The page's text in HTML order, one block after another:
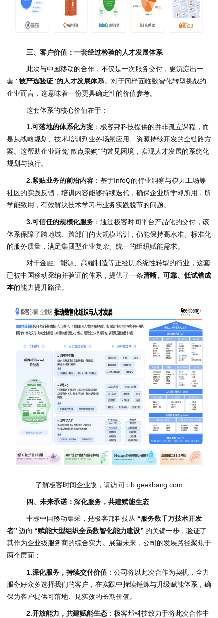
三、客户价值：一套经过检验的人才发展体系
此次与中国移动的合作，不仅是一次服务交付，更沉淀出一
套 “被严选验证”的人才发展体系。对于同样面临数智化转型挑战的
企业而言，这意味着一份更具确定性的价值参考。
这套体系的核心价值在于：
1.可落地的体系化方案 ：极客邦科技提供的并非孤立课程，而
是从战略规划、技术培训到业务场景应用、资源持续开发的全链路方
案。这帮助企业避免“散点采购”的常见困境，实现人才发展的系统化
规划与执行。
2.紧贴业务的前沿内容 ：基于InfoQ的行业洞察与模力工场等
社区的实践反馈，培训内容能够持续迭代，确保企业所学即所用，所
学能致用，有效解决技术学习与业务实践脱节的问题。
3.可信任的规模化服务 ：通过极客时间平台产品化的交付，该
体系保障了跨地域、跨部门的大规模培训，仍能保持高水准、标准化
的服务质量，满足集团型企业复杂、统一的组织赋能需求。
对于金融、能源、高端制造等正经历系统性转型的行业，这套
已被中国移动采纳并验证的体系，提供了一条清晰、可靠、低试错成
本的能力提升路径。
了解极客时间企业版，请访问：b.geekbang.com
四、未来承诺：深化服务，共建赋能生态
中标中国移动集采，是极客邦科技从 “服务数千万技术开发
者” 迈向 “赋能大型组织全员数智化能力建设” 的关键一步，验证了
其作为企业级服务商的综合实力。展望未来，公司的发展路径聚焦于
两个层面：
1.深化服务，持续交付价值 ：公司将以此次合作为契机，全力
服务好众多选择我们的客户，在实践中持续锤炼与升级赋能体系，确
保为客户提供可落地、见实效的长期价值。
2.开放能力，共建赋能生态 ：极客邦科技致力于将此次合作中